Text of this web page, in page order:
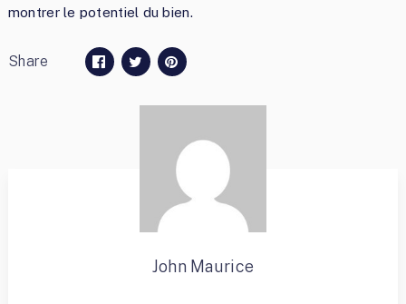
montrer le potentiel du bien.
Share
John Maurice